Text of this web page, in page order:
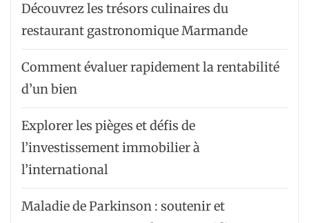
Découvrez les trésors culinaires du
restaurant gastronomique Marmande
Comment évaluer rapidement la rentabilité
d’un bien
Explorer les pièges et défis de
l’investissement immobilier à
l’international
Maladie de Parkinson : soutenir et